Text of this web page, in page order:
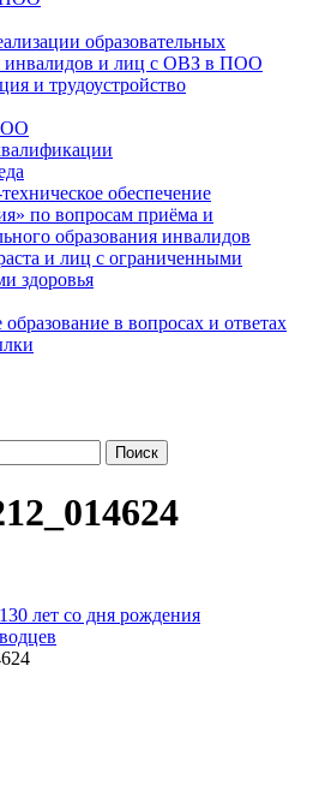
образовательных
инвалидов и лиц с ОВЗ в ПОО
и трудоустройство
обеспечение
по вопросам приёма и
образования инвалидов
и лиц с ограниченными
здоровья
в вопросах и ответах
лет со дня рождения